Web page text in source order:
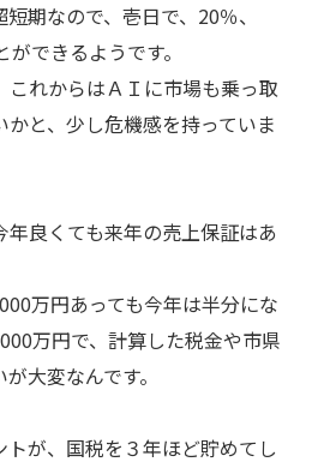
期なので、壱日で、20％、
できるようです。
これからはＡＩに市場も乗っ取
と、少し危機感を持っていま
良くても来年の売上保証はあ
万円あっても今年は半分にな
万円で、計算した税金や市県
大変なんです。
が、国税を３年ほど貯めてし